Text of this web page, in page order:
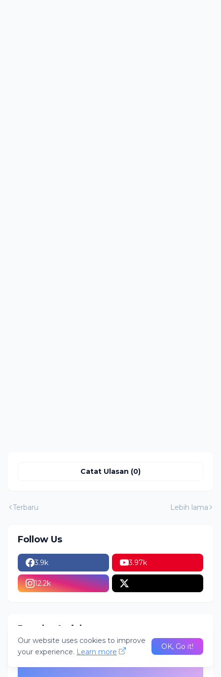
Catat Ulasan (0)
Terbaru Lebih lama
Follow Us
3.9k 3.97k
12.2k
Popular Articles
Our website uses cookies to improve
your experience. Learn more
OK, Go it!